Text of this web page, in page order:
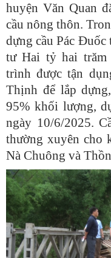
huyện Văn Quan
cầu nông thôn.
dựng cầu Pác
tư Hai tỷ hai trăm
trình được tận
Thịnh để lắp
95% khối lượng,
ngày 10/6/2025.
thường xuyên cho
Nà Chuông và